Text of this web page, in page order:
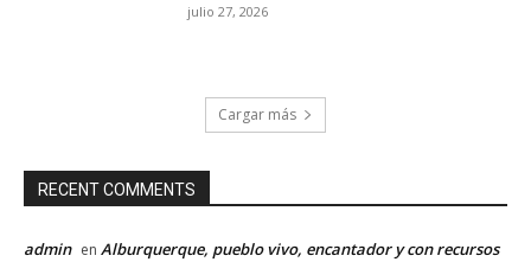
julio 27, 2026
Cargar más
RECENT COMMENTS
admin en Alburquerque, pueblo vivo, encantador y con recursos